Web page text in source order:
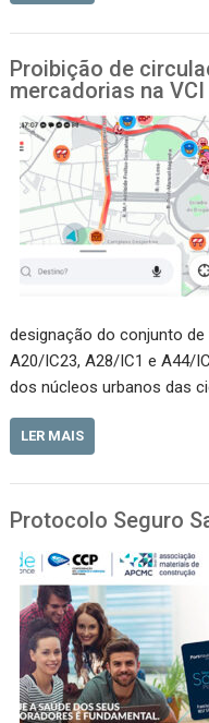
Proibição de
mercadorias na VCI
designação do conjunto
A20/IC23, A28/IC1 e A44/
dos núcleos urbanos das
LER MAIS
Protocolo Seguro